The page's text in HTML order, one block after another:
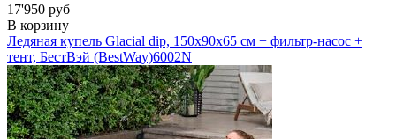
17'950 руб
В корзину
Ледяная купель Glacial dip, 150x90х65 см + фильтр-насос +
тент, БестВэй (BestWay)6002N